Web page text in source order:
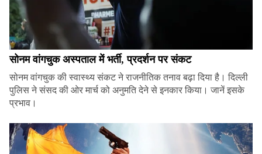
सोनम वांगचुक अस्पताल में भर्ती, प्रदर्शन पर संकट
सोनम वांगचुक की स्वास्थ्य संकट ने राजनीतिक तनाव बढ़ा दिया है। दिल्ली
पुलिस ने संसद की ओर मार्च को अनुमति देने से इनकार किया। जानें इसके
प्रभाव।